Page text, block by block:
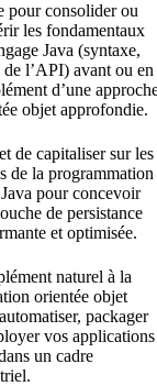
pour consolider ou
les fondamentaux
Java (syntaxe,
de l’API) avant ou en
d’une
objet approfondie.
de capitaliser sur les
de la programmation
pour concevoir
de persistance
et optimisée.
naturel à la
orientée objet
packager
vos applications
un cadre